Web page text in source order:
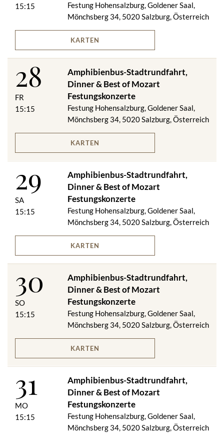
15:15
Festung Hohensalzburg, Goldener Saal,
Mönchsberg 34, 5020 Salzburg, Österreich
KARTEN
28
FR
15:15
Amphibienbus-Stadtrundfahrt,
Dinner & Best of Mozart
Festungskonzerte
Festung Hohensalzburg, Goldener Saal,
Mönchsberg 34, 5020 Salzburg, Österreich
KARTEN
29
SA
15:15
Amphibienbus-Stadtrundfahrt,
Dinner & Best of Mozart
Festungskonzerte
Festung Hohensalzburg, Goldener Saal,
Mönchsberg 34, 5020 Salzburg, Österreich
KARTEN
30
SO
15:15
Amphibienbus-Stadtrundfahrt,
Dinner & Best of Mozart
Festungskonzerte
Festung Hohensalzburg, Goldener Saal,
Mönchsberg 34, 5020 Salzburg, Österreich
KARTEN
31
MO
15:15
Amphibienbus-Stadtrundfahrt,
Dinner & Best of Mozart
Festungskonzerte
Festung Hohensalzburg, Goldener Saal,
Mönchsberg 34, 5020 Salzburg, Österreich